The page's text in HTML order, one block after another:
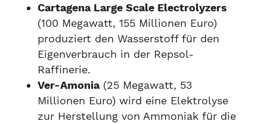
Cartagena Large Scale Electrolyzers
(100 Megawatt, 155 Millionen Euro)
produziert den Wasserstoff für den
Eigenverbrauch in der Repsol-
Raffinerie.
Ver-Amonia(25 Megawatt, 53
Millionen Euro) wird eine Elektrolyse
zur Herstellung von Ammoniak für die